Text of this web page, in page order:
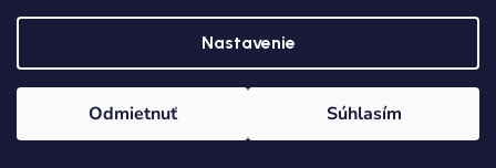
Nastavenie
Odmietnuť Súhlasím